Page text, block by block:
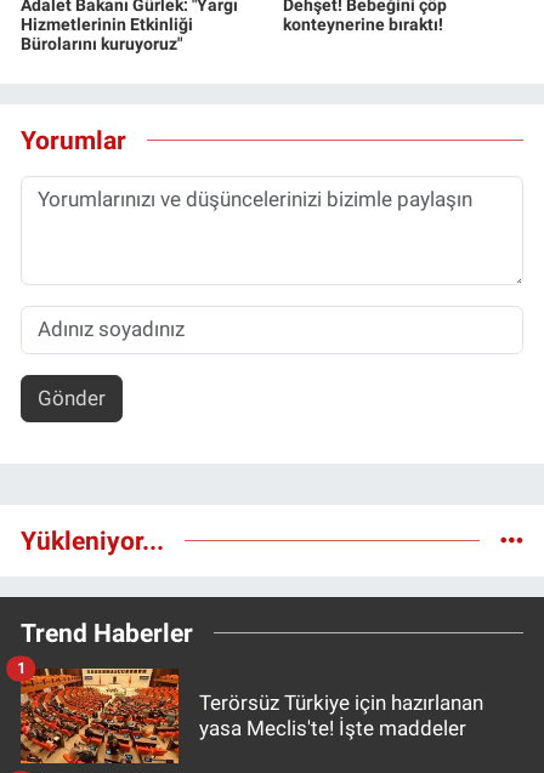
Adalet Bakanı Gürlek: "Yargı
Hizmetlerinin Etkinliği
Bürolarını kuruyoruz"
Dehşet! Bebeğini çöp
konteynerine bıraktı!
Yorumlar
Gönder
Yükleniyor...
Trend Haberler
Terörsüz Türkiye için hazırlanan
yasa Meclis'te! İşte maddeler
1